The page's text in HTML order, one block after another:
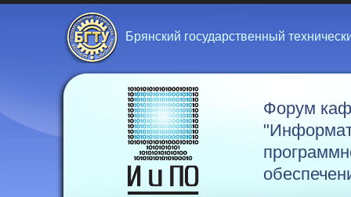
Брянский государственный
Форум